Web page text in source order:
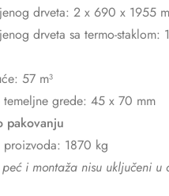
drveta: 2 x 690 x 1955
drveta sa termo-staklom:
57 m³
temeljne grede: 45 x 70 mm
pakovanju
proizvoda: 1870 kg
i montaža nisu uključeni u